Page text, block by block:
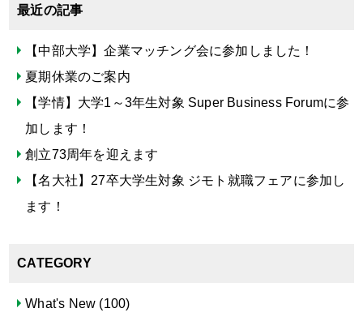
最近の記事
【中部大学】企業マッチング会に参加しました！
夏期休業のご案内
【学情】大学1～3年生対象 Super Business Forumに参
加します！
創立73周年を迎えます
【名大社】27卒大学生対象 ジモト就職フェアに参加し
ます！
CATEGORY
What's New (100)